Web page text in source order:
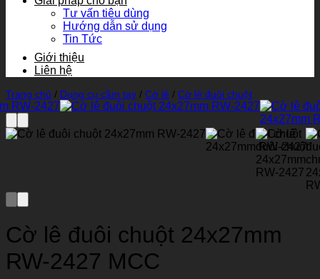
Tư vấn tiêu dùng
Hướng dẫn sử dụng
Tin Tức
Giới thiệu
Liên hệ
Trang chủ / Dụng cụ cầm tay / Cờ lê / Cờ lê đuôi chuột
Cờ lê đuôi chuột 24x27mm
RW-2427 MCC